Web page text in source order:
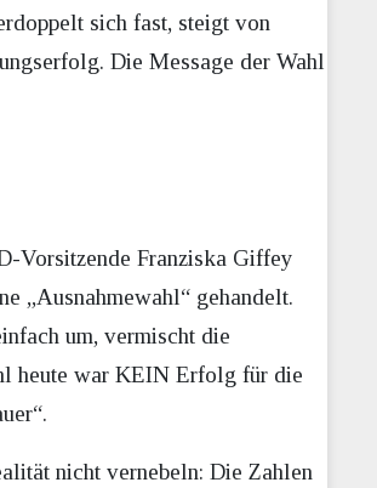
sich fast, steigt von
Die Message der Wahl
Vorsitzende Franziska Giffey
„Ausnahmewahl“ gehandelt.
um, vermischt die
heute war KEIN Erfolg für die
nicht vernebeln: Die Zahlen